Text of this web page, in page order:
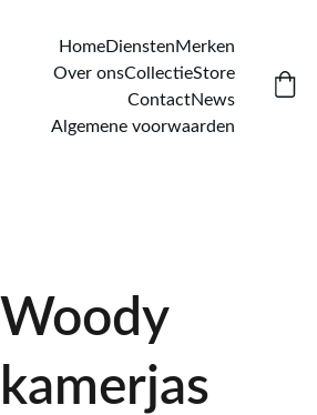
HomeDienstenMerken
Over onsCollectieStore
ContactNews
Algemene voorwaarden
Woody
kamerjas